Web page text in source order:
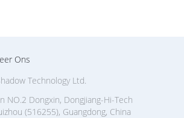
Ons
Technology Ltd.
NO.2 Dongxin, Dongjiang-Hi-Tech
(516255), Guangdong, China